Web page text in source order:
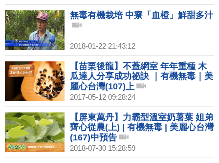
無毒有機栽培 中寮「血橙」鮮甜多汁
2018-01-22 21:43:12
【苗栗後龍】不蓋網室 年年重種 木
瓜達人分享成功祕訣 ｜有機無毒｜美
麗心台灣(107)上
2017-05-12 09:28:24
【屏東萬丹】力霸型溫室奶薯葉 姐弟
齊心從農(上) | 有機無毒 | 美麗心台灣
(167)中預告
2018-07-30 15:28:59